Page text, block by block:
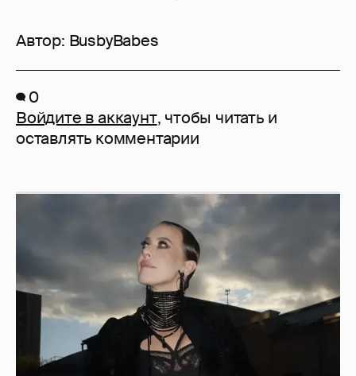
Автор: BusbyBabes
0
Войдите в аккаунт, чтобы читать и
оставлять комментарии